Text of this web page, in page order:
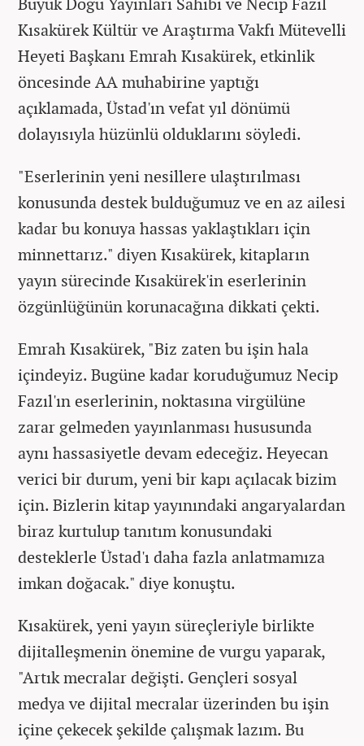
Kısakürek Kültür ve Araştırma Vakfı Mütevelli
Heyeti Başkanı Emrah Kısakürek, etkinlik
öncesinde AA muhabirine yaptığı
açıklamada, Üstad'ın vefat yıl dönümü
dolayısıyla hüzünlü olduklarını söyledi.
"Eserlerinin yeni nesillere ulaştırılması
konusunda destek bulduğumuz ve en az ailesi
kadar bu konuya hassas yaklaştıkları için
minnettarız." diyen Kısakürek, kitapların
yayın sürecinde Kısakürek'in eserlerinin
özgünlüğünün korunacağına dikkati çekti.
Emrah Kısakürek, "Biz zaten bu işin hala
içindeyiz. Bugüne kadar koruduğumuz Necip
Fazıl'ın eserlerinin, noktasına virgülüne
zarar gelmeden yayınlanması hususunda
aynı hassasiyetle devam edeceğiz. Heyecan
verici bir durum, yeni bir kapı açılacak bizim
için. Bizlerin kitap yayınındaki angaryalardan
biraz kurtulup tanıtım konusundaki
desteklerle Üstad'ı daha fazla anlatmamıza
imkan doğacak." diye konuştu.
Kısakürek, yeni yayın süreçleriyle birlikte
dijitalleşmenin önemine de vurgu yaparak,
"Artık mecralar değişti. Gençleri sosyal
medya ve dijital mecralar üzerinden bu işin
içine çekecek şekilde çalışmak lazım. Bu